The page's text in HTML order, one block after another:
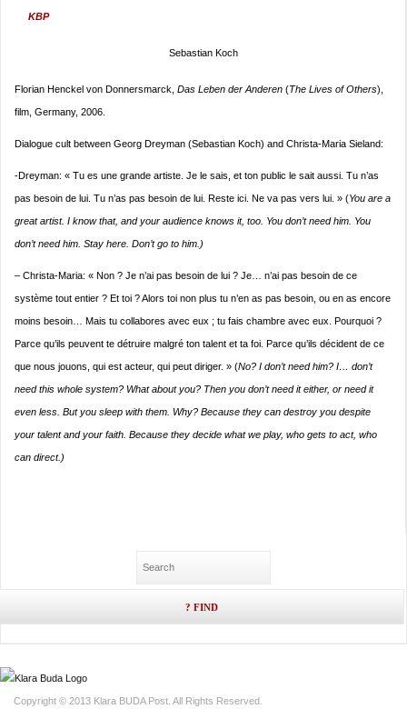
KBP
Sebastian Koch
Florian Henckel von Donnersmarck, Das Leben der Anderen (The Lives of Others),
film, Germany, 2006.
Dialogue cult between Georg Dreyman (Sebastian Koch) and Christa-Maria Sieland:
-Dreyman: « Tu es une grande artiste. Je le sais, et ton public le sait aussi. Tu n’as
pas besoin de lui. Tu n’as pas besoin de lui. Reste ici. Ne va pas vers lui. » (You are a
great artist. I know that, and your audience knows it, too. You don’t need him. You
don’t need him. Stay here. Don’t go to him.)
– Christa-Maria: « Non ? Je n’ai pas besoin de lui ? Je… n’ai pas besoin de ce
système tout entier ? Et toi ? Alors toi non plus tu n’en as pas besoin, ou en as encore
moins besoin… Mais tu collabores avec eux ; tu fais chambre avec eux. Pourquoi ?
Parce qu’ils peuvent te détruire malgré ton talent et ta foi. Parce qu’ils décident de ce
que nous jouons, qui est acteur, qui peut diriger. » (No? I don’t need him? I… don’t
need this whole system? What about you? Then you don’t need it either, or need it
even less. But you sleep with them. Why? Because they can destroy you despite
your talent and your faith. Because they decide what we play, who gets to act, who
can direct.)
Copyright © 2013 Klara BUDA Post. All Rights Reserved.